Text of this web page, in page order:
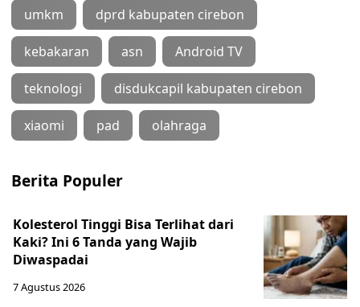
umkm dprd kabupaten cirebon
kebakaran asn Android TV
teknologi disdukcapil kabupaten cirebon
xiaomi pad olahraga
Berita Populer
Kolesterol Tinggi Bisa Terlihat dari
Kaki? Ini 6 Tanda yang Wajib
Diwaspadai
7 Agustus 2026